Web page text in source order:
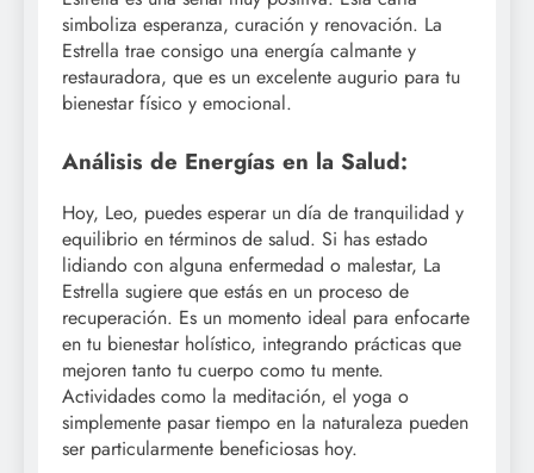
simboliza esperanza, curación y renovación. La
Estrella trae consigo una energía calmante y
restauradora, que es un excelente augurio para tu
bienestar físico y emocional.
Análisis de Energías en la Salud:
Hoy, Leo, puedes esperar un día de tranquilidad y
equilibrio en términos de salud. Si has estado
lidiando con alguna enfermedad o malestar, La
Estrella sugiere que estás en un proceso de
recuperación. Es un momento ideal para enfocarte
en tu bienestar holístico, integrando prácticas que
mejoren tanto tu cuerpo como tu mente.
Actividades como la meditación, el yoga o
simplemente pasar tiempo en la naturaleza pueden
ser particularmente beneficiosas hoy.